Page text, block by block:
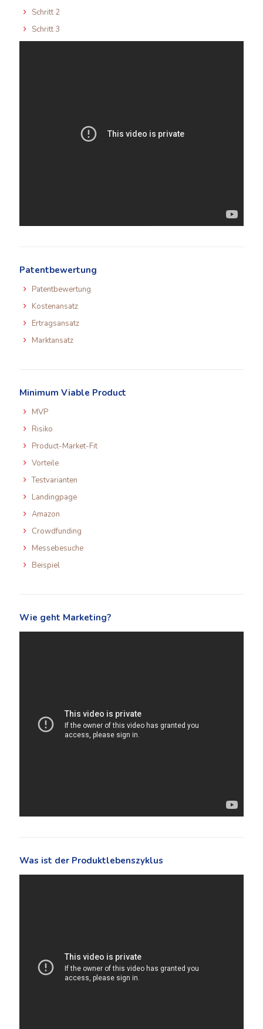
Schritt 2
Schritt 3
Patentbewertung
Patentbewertung
Kostenansatz
Ertragsansatz
Marktansatz
Minimum Viable Product
MVP
Risiko
Product-Market-Fit
Vorteile
Testvarianten
Landingpage
Amazon
Crowdfunding
Messebesuche
Beispiel
Wie geht Marketing?
Was ist der Produktlebenszyklus